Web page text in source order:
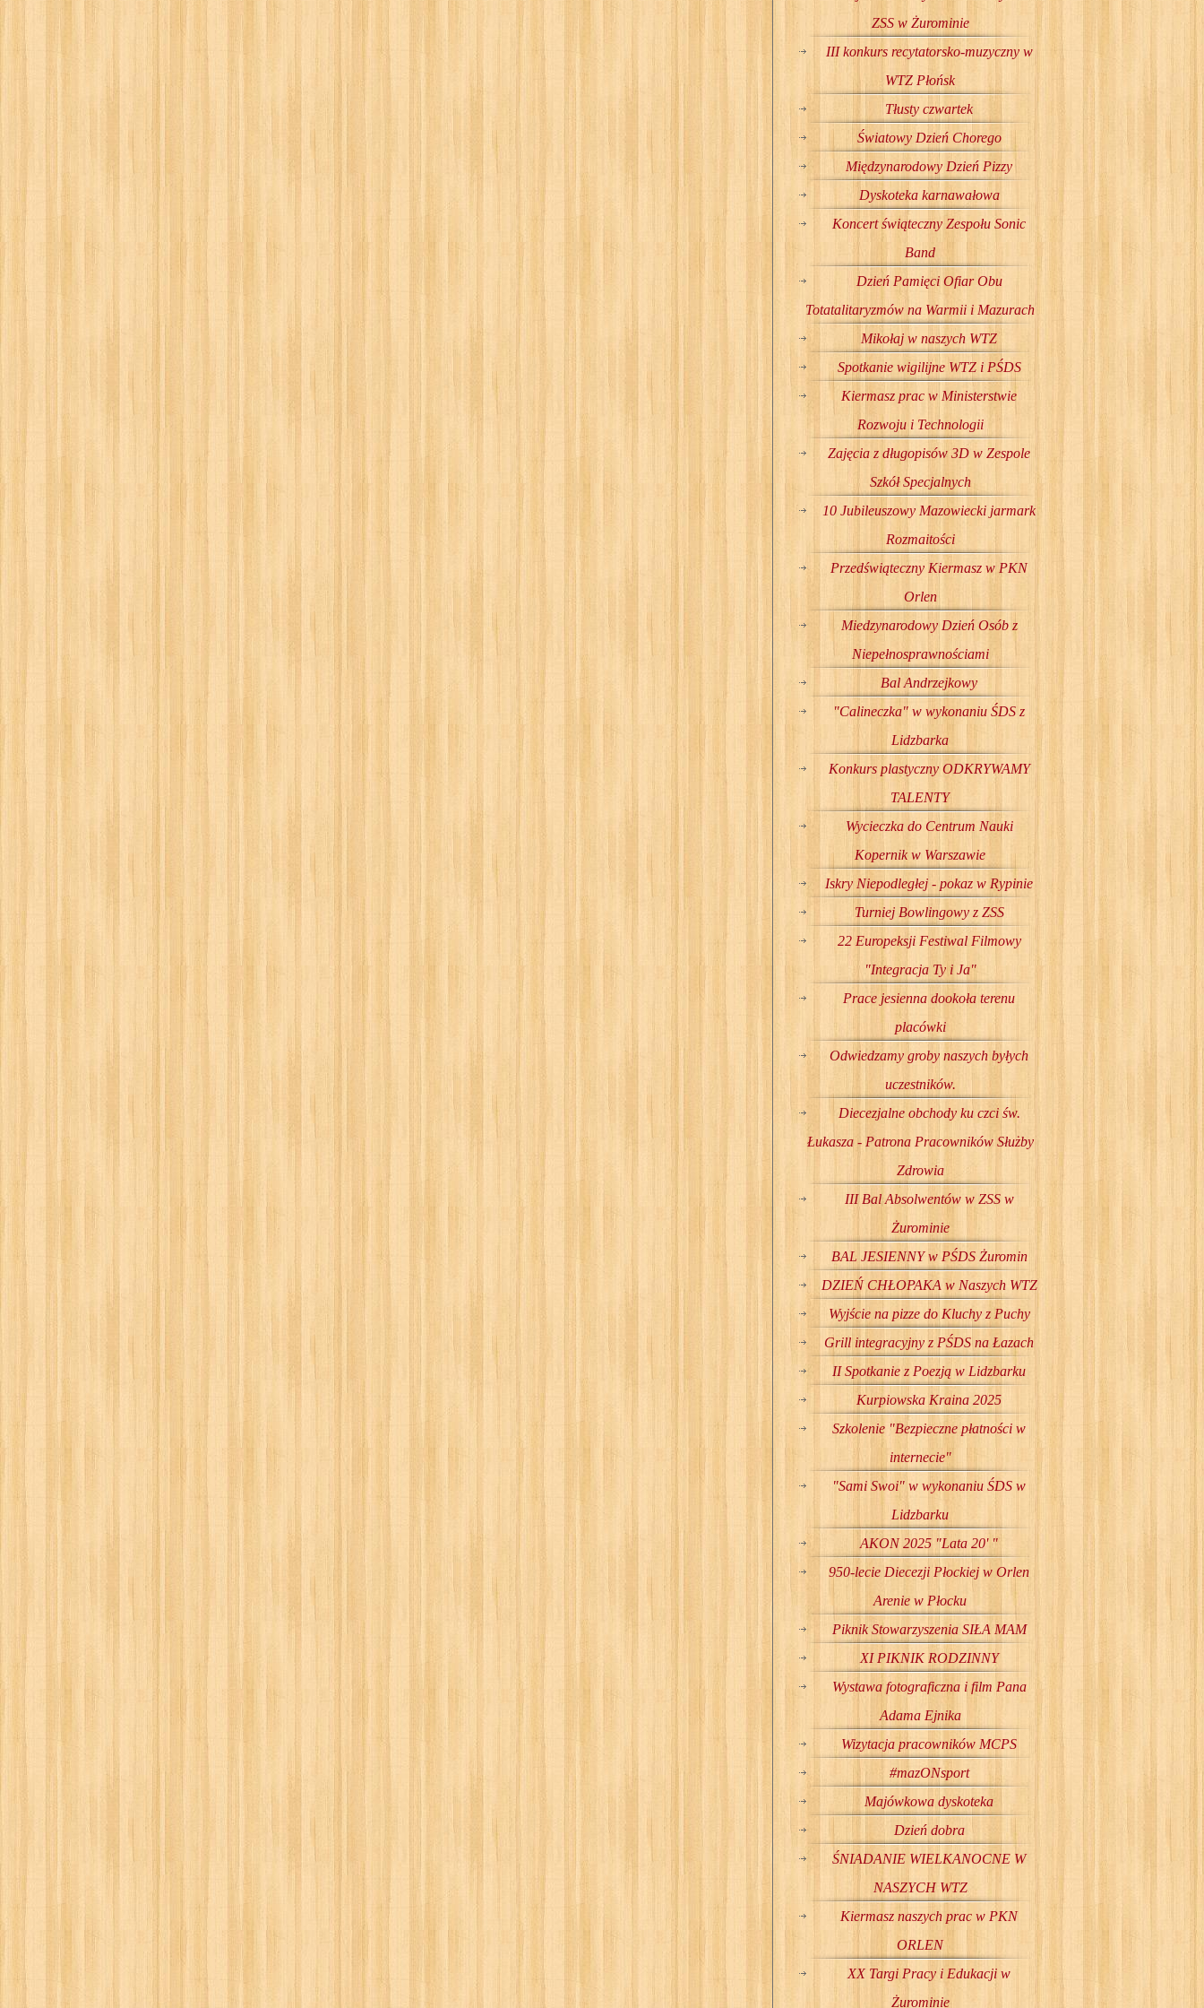
ZSS w Żurominie
III konkurs recytatorsko-muzyczny w
WTZ Płońsk
Tłusty czwartek
Światowy Dzień Chorego
Międzynarodowy Dzień Pizzy
Dyskoteka karnawałowa
Koncert świąteczny Zespołu Sonic
Band
Dzień Pamięci Ofiar Obu
Totatalitaryzmów na Warmii i Mazurach
Mikołaj w naszych WTZ
Spotkanie wigilijne WTZ i PŚDS
Kiermasz prac w Ministerstwie
Rozwoju i Technologii
Zajęcia z długopisów 3D w Zespole
Szkół Specjalnych
10 Jubileuszowy Mazowiecki jarmark
Rozmaitości
Przedświąteczny Kiermasz w PKN
Orlen
Miedzynarodowy Dzień Osób z
Niepełnosprawnościami
Bal Andrzejkowy
"Calineczka" w wykonaniu ŚDS z
Lidzbarka
Konkurs plastyczny ODKRYWAMY
TALENTY
Wycieczka do Centrum Nauki
Kopernik w Warszawie
Iskry Niepodległej - pokaz w Rypinie
Turniej Bowlingowy z ZSS
22 Europeksji Festiwal Filmowy
"Integracja Ty i Ja"
Prace jesienna dookoła terenu
placówki
Odwiedzamy groby naszych byłych
uczestników.
Diecezjalne obchody ku czci św.
Łukasza - Patrona Pracowników Służby
Zdrowia
III Bal Absolwentów w ZSS w
Żurominie
BAL JESIENNY w PŚDS Żuromin
DZIEŃ CHŁOPAKA w Naszych WTZ
Wyjście na pizze do Kluchy z Puchy
Grill integracyjny z PŚDS na Łazach
II Spotkanie z Poezją w Lidzbarku
Kurpiowska Kraina 2025
Szkolenie "Bezpieczne płatności w
internecie"
"Sami Swoi" w wykonaniu ŚDS w
Lidzbarku
AKON 2025 "Lata 20' "
950-lecie Diecezji Płockiej w Orlen
Arenie w Płocku
Piknik Stowarzyszenia SIŁA MAM
XI PIKNIK RODZINNY
Wystawa fotograficzna i film Pana
Adama Ejnika
Wizytacja pracowników MCPS
#mazONsport
Majówkowa dyskoteka
Dzień dobra
ŚNIADANIE WIELKANOCNE W
NASZYCH WTZ
Kiermasz naszych prac w PKN
ORLEN
XX Targi Pracy i Edukacji w
Żurominie